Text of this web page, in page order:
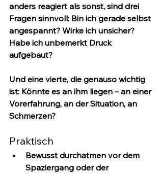
anders reagiert als sonst, sind drei
Fragen sinnvoll: Bin ich gerade selbst
angespannt? Wirke ich unsicher?
Habe ich unbemerkt Druck
aufgebaut?
Und eine vierte, die genauso wichtig
ist: Könnte es an ihm liegen – an einer
Vorerfahrung, an der Situation, an
Schmerzen?
Praktisch
Bewusst durchatmen vor dem
Spaziergang oder der